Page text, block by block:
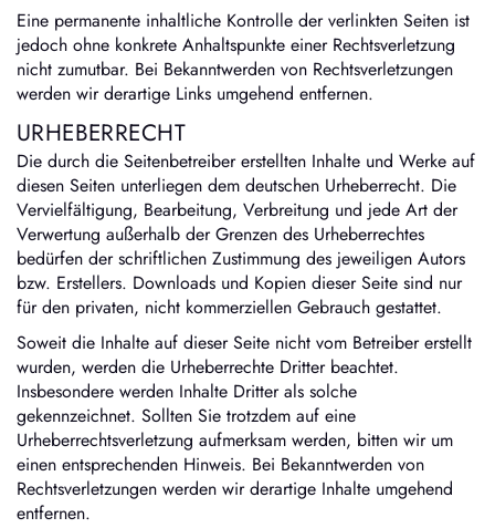
Eine permanente inhaltliche Kontrolle der verlinkten Seiten ist
jedoch ohne konkrete Anhaltspunkte einer Rechtsverletzung
nicht zumutbar. Bei Bekanntwerden von Rechtsverletzungen
werden wir derartige Links umgehend entfernen.
URHEBERRECHT
Die durch die Seitenbetreiber erstellten Inhalte und Werke auf
diesen Seiten unterliegen dem deutschen Urheberrecht. Die
Vervielfältigung, Bearbeitung, Verbreitung und jede Art der
Verwertung außerhalb der Grenzen des Urheberrechtes
bedürfen der schriftlichen Zustimmung des jeweiligen Autors
bzw. Erstellers. Downloads und Kopien dieser Seite sind nur
für den privaten, nicht kommerziellen Gebrauch gestattet.
Soweit die Inhalte auf dieser Seite nicht vom Betreiber erstellt
wurden, werden die Urheberrechte Dritter beachtet.
Insbesondere werden Inhalte Dritter als solche
gekennzeichnet. Sollten Sie trotzdem auf eine
Urheberrechtsverletzung aufmerksam werden, bitten wir um
einen entsprechenden Hinweis. Bei Bekanntwerden von
Rechtsverletzungen werden wir derartige Inhalte umgehend
entfernen.